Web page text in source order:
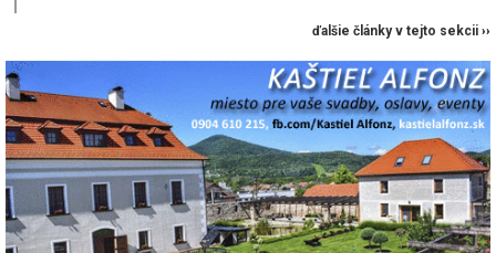
ďalšie články v tejto sekcii ››